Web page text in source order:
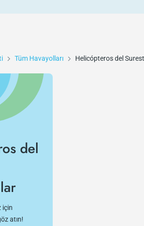
Tüm Havayolları Helicópteros del
del
için
atın!